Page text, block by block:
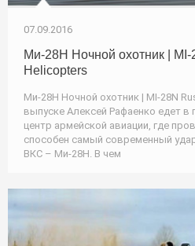
07.09.2016
Ми-28Н Ночной охотник | MI-
Helicopters
Ми-28Н Ночной охотник | MI-28N
выпуске Алексей Рафаенко едет
центр армейской авиации, где
способен самый современный
ВКС – Ми‑28Н. В чем